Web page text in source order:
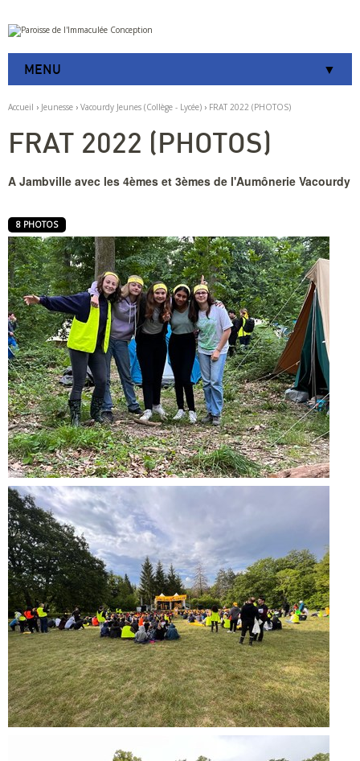
Aller
au
contenu.
à
navigation
Outils
personnels
MENU
Accueil › Jeunesse › Vacourdy Jeunes (Collège - Lycée) › FRAT 2022 (PHOTOS)
FRAT 2022 (PHOTOS)
A Jambville avec les 4èmes et 3èmes de l'Aumônerie Vacourdy
8 PHOTOS